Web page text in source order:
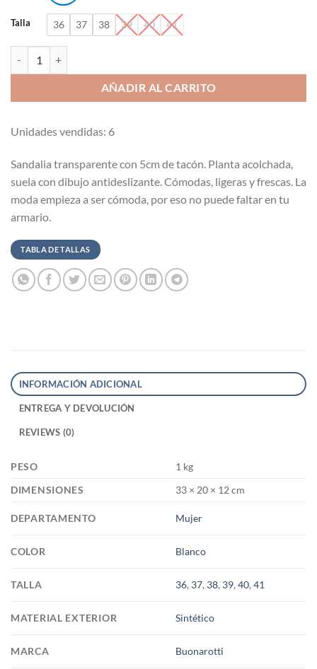
Talla 36 37 38 39 40 41
AÑADIR AL CARRITO
Unidades vendidas: 6
Sandalia transparente con 5cm de tacón. Planta acolchada,
suela con dibujo antideslizante. Cómodas, ligeras y frescas. La
moda empieza a ser cómoda, por eso no puede faltar en tu
armario.
TABLA DE TALLAS
INFORMACIÓN ADICIONAL
ENTREGA Y DEVOLUCIÓN
REVIEWS (0)
PESO
1 kg
DIMENSIONES
33 × 20 × 12 cm
DEPARTAMENTO Mujer
COLOR Blanco
TALLA 36, 37, 38, 39,40,41
MATERIAL EXTERIOR Sintético
MARCA Buonarotti